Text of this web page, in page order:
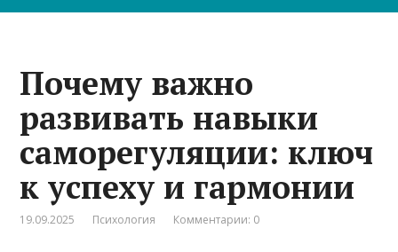
Почему важно
развивать навыки
саморегуляции: ключ
к успеху и гармонии
19.09.2025 Психология Комментарии: 0